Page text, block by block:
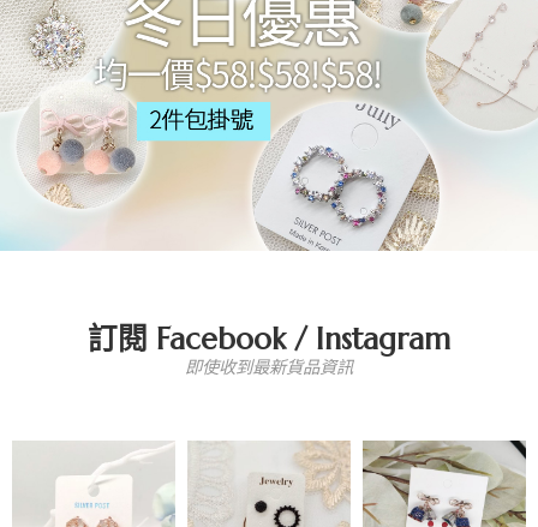
訂閱 Facebook / Instagram
即使收到最新貨品資訊